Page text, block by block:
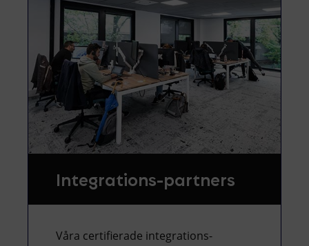
Integrations-partners
Våra certifierade integrations-